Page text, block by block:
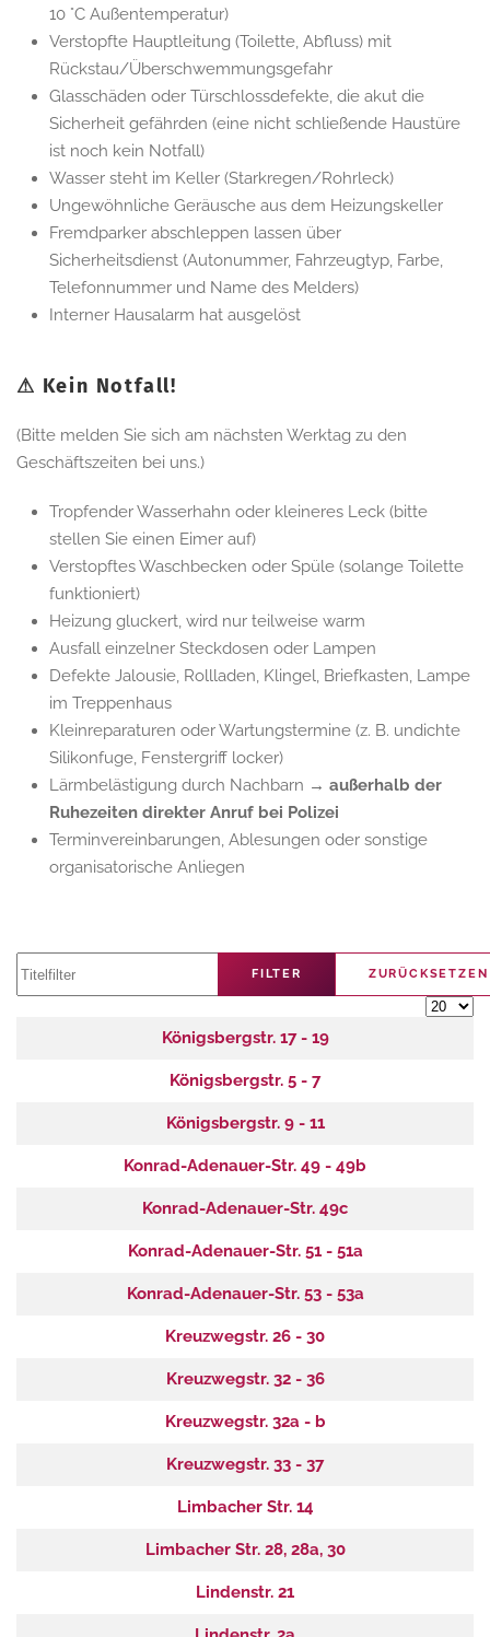
10 °C Außentemperatur)
Verstopfte Hauptleitung (Toilette, Abfluss) mit
Rückstau/Überschwemmungsgefahr
Glasschäden oder Türschlossdefekte, die akut die
Sicherheit gefährden (eine nicht schließende Haustüre
ist noch kein Notfall)
Wasser steht im Keller (Starkregen/Rohrleck)
Ungewöhnliche Geräusche aus dem Heizungskeller
Fremdparker abschleppen lassen über
Sicherheitsdienst (Autonummer, Fahrzeugtyp, Farbe,
Telefonnummer und Name des Melders)
Interner Hausalarm hat ausgelöst
⚠ Kein Notfall!
(Bitte melden Sie sich am nächsten Werktag zu den
Geschäftszeiten bei uns.)
Tropfender Wasserhahn oder kleineres Leck (bitte
stellen Sie einen Eimer auf)
Verstopftes Waschbecken oder Spüle (solange Toilette
funktioniert)
Heizung gluckert, wird nur teilweise warm
Ausfall einzelner Steckdosen oder Lampen
Defekte Jalousie, Rollladen, Klingel, Briefkasten, Lampe
im Treppenhaus
Kleinreparaturen oder Wartungstermine (z. B. undichte
Silikonfuge, Fenstergriff locker)
Lärmbelästigung durch Nachbarn → außerhalb der
Ruhezeiten direkter Anruf bei Polizei
Terminvereinbarungen, Ablesungen oder sonstige
organisatorische Anliegen
Titelfilter FILTER ZURÜCKSETZEN
Königsbergstr. 17 - 19
Königsbergstr. 5 - 7
Königsbergstr. 9 - 11
Konrad-Adenauer-Str. 49 - 49b
Konrad-Adenauer-Str. 49c
Konrad-Adenauer-Str. 51 - 51a
Konrad-Adenauer-Str. 53 - 53a
Kreuzwegstr. 26 - 30
Kreuzwegstr. 32 - 36
Kreuzwegstr. 32a - b
Kreuzwegstr. 33 - 37
Limbacher Str. 14
Limbacher Str. 28, 28a, 30
Lindenstr. 21